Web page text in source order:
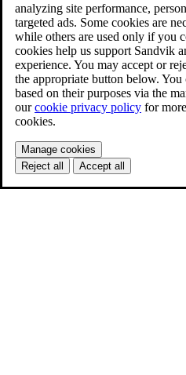
analyzing site performance,
targeted ads. Some cookies are
while others are used only if you
cookies help us support Sandvik
experience. You may accept or
the appropriate button below.
based on their purposes via the
ourcookie privacy policy for
cookies.
Manage cookies
Reject all
Accept all